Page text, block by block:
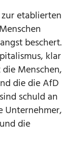
etablierten
beschert.
klar
Menschen,
die die AfD
schuld an
Unternehmer,
die